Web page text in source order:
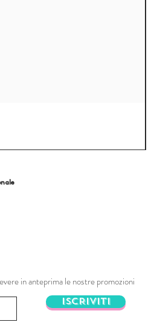
in anteprima le nostre promozioni
ISCRIVITI